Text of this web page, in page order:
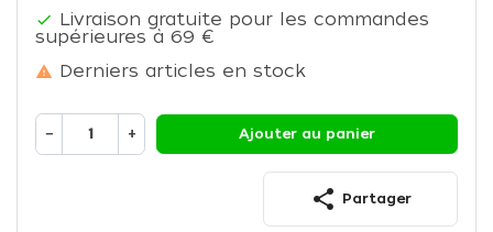
 Livraison gratuite pour les commandes
supérieures à 69 €
 Derniers articles en stock
− + Ajouter au panier
share Partager